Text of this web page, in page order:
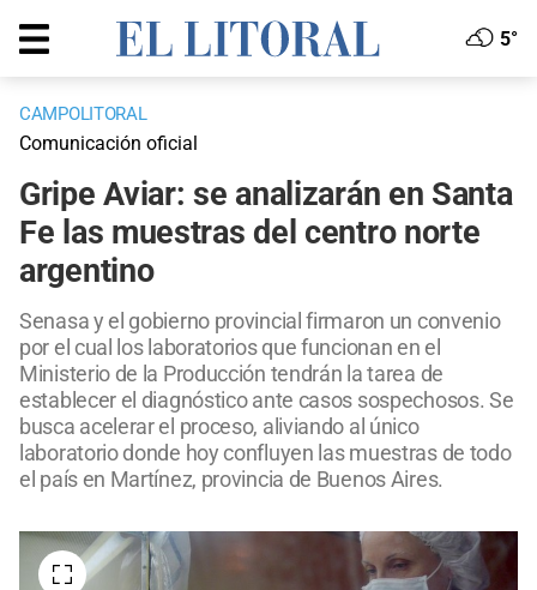
5°
CAMPOLITORAL
Comunicación oficial
Gripe Aviar: se analizarán en Santa
Fe las muestras del centro norte
argentino
Senasa y el gobierno provincial firmaron un convenio
por el cual los laboratorios que funcionan en el
Ministerio de la Producción tendrán la tarea de
establecer el diagnóstico ante casos sospechosos. Se
busca acelerar el proceso, aliviando al único
laboratorio donde hoy confluyen las muestras de todo
el país en Martínez, provincia de Buenos Aires.